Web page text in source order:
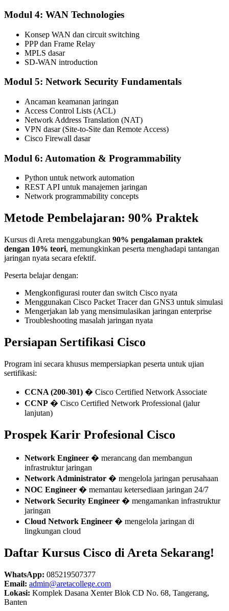
Modul 4: WAN Technologies
Konsep WAN dan circuit switching
PPP dan Frame Relay
MPLS dasar
SD-WAN introduction
Modul 5: Network Security Fundamentals
Ancaman keamanan jaringan
Access Control Lists (ACL)
Network Address Translation (NAT)
VPN dasar (Site-to-Site dan Remote Access)
Cisco Firewall dasar
Modul 6: Automation & Programmability
Python untuk network automation
REST API untuk manajemen jaringan
Network programmability concepts
Metode Pembelajaran: 90% Praktek
Kursus di Areta menggabungkan 90% pengalaman praktek
dengan 10% teori, memungkinkan peserta menghadapi tantangan
jaringan nyata secara efektif.
Peserta belajar dengan:
Mengkonfigurasi router dan switch Cisco nyata
Menggunakan Cisco Packet Tracer dan GNS3 untuk simulasi
Mengerjakan lab yang mensimulasikan jaringan enterprise
Troubleshooting masalah jaringan nyata
Persiapan Sertifikasi Cisco
Program ini secara khusus mempersiapkan peserta untuk ujian
sertifikasi:
CCNA (200-301) � Cisco Certified Network Associate
CCNP � Cisco Certified Network Professional (jalur
lanjutan)
Prospek Karir Profesional Cisco
Network Engineer � merancang dan membangun
infrastruktur jaringan
Network Administrator � mengelola jaringan perusahaan
NOC Engineer � memantau ketersediaan jaringan 24/7
Network Security Engineer � mengamankan infrastruktur
jaringan
Cloud Network Engineer � mengelola jaringan di
lingkungan cloud
Daftar Kursus Cisco di Areta Sekarang!
WhatsApp: 085219507377
Email: admin@aretacollege.com
Lokasi: Komplek Dasana Xenter Blok CD No. 68, Tangerang,
Banten